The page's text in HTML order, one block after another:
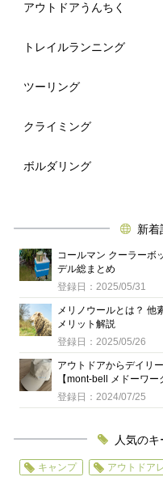
アウトドアうんちく
トレイルランニング
ツーリング
クライミング
ボルダリング
新着
コールマン クーラーボ
デル総まとめ
登録日：2025/05/31
メリノウールとは？ 他
メリット解説
登録日：2025/05/26
アウトドアからデイリ
【mont-bell メドーワー
登録日：2024/07/25
人気の
キャンプ アウトドア